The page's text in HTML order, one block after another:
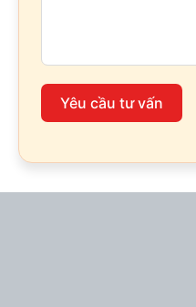
Yêu cầu tư vấn